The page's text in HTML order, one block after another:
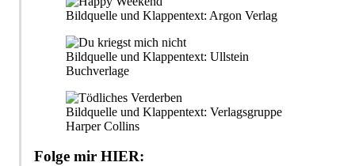
Bildquelle und Klappentext: Argon Verlag
Bildquelle und Klappentext: Ullstein
Buchverlage
Bildquelle und Klappentext: Verlagsgruppe
Harper Collins
Folge mir HIER: